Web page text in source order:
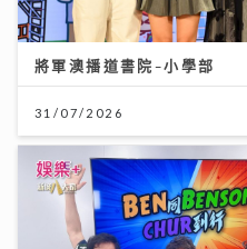
將軍澳播道書院-小學部
31/07/2026